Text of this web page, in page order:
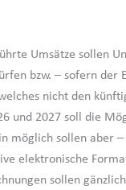
Umsätze sollen
bzw. – sofern
nicht den
und 2027 soll die
möglich sollen aber –
elektronische
sollen